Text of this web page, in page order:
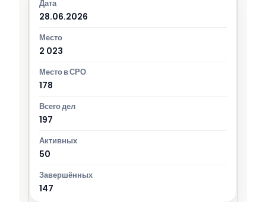
28.06.2026
2 023
178
197
50
147